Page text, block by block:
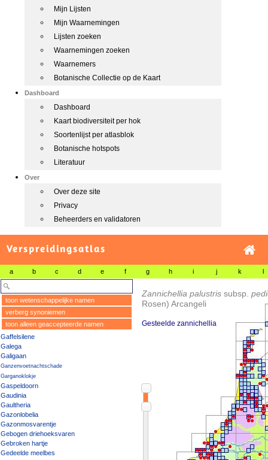
Mijn Lijsten
Mijn Waarnemingen
Lijsten zoeken
Waarnemingen zoeken
Waarnemers
Botanische Collectie op de Kaart
Dashboard
Dashboard
Kaart biodiversiteit per hok
Soortenlijst per atlasblok
Botanische hotspots
Literatuur
Over
Over deze site
Privacy
Beheerders en validatoren
Verspreidingsatlas
a b c d e f g h i j k l
toon wetenschappelijke namen
verberg synoniemen
toon alleen geaccepteerde namen
Gaffelsilene
Galega
Galigaan
Ganzenvoetnachtschade
Garganoklokje
Gaspeldoorn
Gaudinia
Gaultheria
Gazonlobelia
Gazonmosvarentje
Gebogen driehoeksvaren
Gebroken hartje
Gedeelde meelbes
Zannichellia palustris subsp.
Rosen) Arcangeli
Gesteelde zannichellia